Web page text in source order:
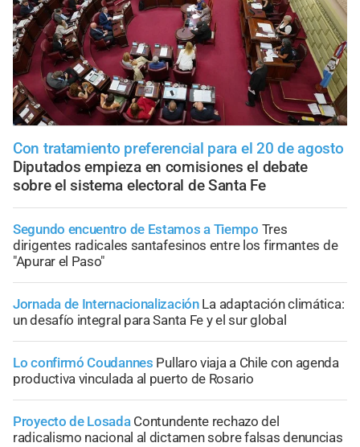
Con tratamiento preferencial para el 20 de agosto
Diputados empieza en comisiones el debate
sobre el sistema electoral de Santa Fe
Segundo encuentro de Estamos a Tiempo Tres
dirigentes radicales santafesinos entre los firmantes de
"Apurar el Paso"
Jornada de Internacionalización La adaptación climática:
un desafío integral para Santa Fe y el sur global
Lo confirmó Coudannes Pullaro viaja a Chile con agenda
productiva vinculada al puerto de Rosario
Proyecto de Losada Contundente rechazo del
radicalismo nacional al dictamen sobre falsas denuncias